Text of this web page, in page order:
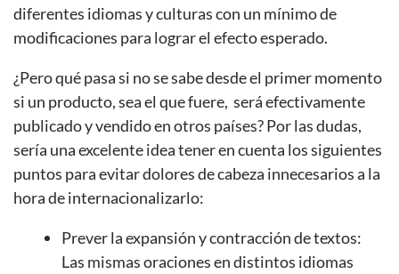
diferentes idiomas y culturas con un mínimo de
modificaciones para lograr el efecto esperado.
¿Pero qué pasa si no se sabe desde el primer momento
si un producto, sea el que fuere, será efectivamente
publicado y vendido en otros países? Por las dudas,
sería una excelente idea tener en cuenta los siguientes
puntos para evitar dolores de cabeza innecesarios a la
hora de internacionalizarlo:
Prever la expansión y contracción de textos:
Las mismas oraciones en distintos idiomas